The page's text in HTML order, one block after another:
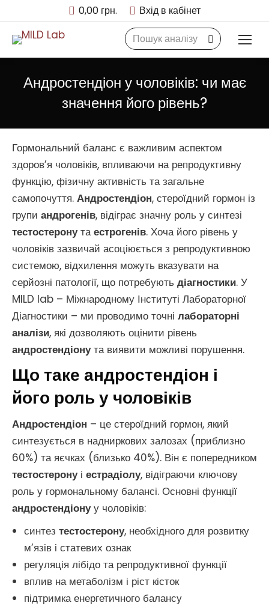
0,00 грн. Вхід в кабінет
Search:
Андростендіон у чоловіків: чи має
значення його рівень?
Гормональний баланс є важливим аспектом
здоров’я чоловіків, впливаючи на репродуктивну
функцію, фізичну активність та загальне
самопочуття. Андростендіон, стероїдний гормон із
групи андрогенів, відіграє значну роль у синтезі
тестостеронутаестрогенів. Хоча його рівень у
чоловіків зазвичай асоціюється з репродуктивною
системою, відхилення можуть вказувати на
серйозні патології, що потребують діагностики. У
MILD lab – Міжнародному Інституті Лабораторної
Діагностики – ми проводимо точні лабораторні
аналізи, які дозволяють оцінити рівень
андростендіонута виявити можливі порушення.
Що таке андростендіон і
його роль у чоловіків
Андростендіон – це стероїдний гормон, який
синтезується в надниркових залозах (приблизно
60%) та яєчках (близько 40%). Він є попередником
тестостеронуі естрадіолу, відіграючи ключову
роль у гормональному балансі. Основні функції
андростендіонуу чоловіків:
синтез тестостерону, необхідного для розвитку
м’язів і статевих ознак
регуляція лібідо та репродуктивної функції
вплив на метаболізм і ріст кісток
підтримка енергетичного балансу